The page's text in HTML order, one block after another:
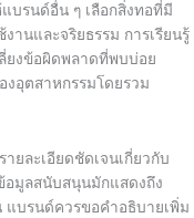
บรนด์อื่น ๆ เลือกสิ่งทอที่มี
านและจริยธรรม การเรียนรู้
ยงข้อผิดพลาดที่พบบ่อย
อุตสาหกรรมโดยรวม
ายละเอียดชัดเจนเกี่ยวกับ
มูลสนับสนุนมักแสดงถึง
แบรนด์ควรขอคำอธิบายเพิ่ม